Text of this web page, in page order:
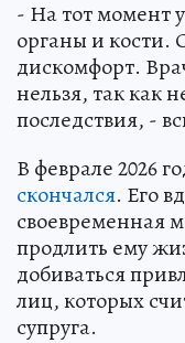
- На тот момент
органы и кости.
дискомфорт.
нельзя, так как
последствия, -
В феврале 2026
скончался. Его
своевременная
продлить ему
добиваться
лиц, которых
супруга.